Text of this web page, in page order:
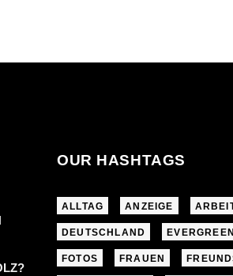
OUR HASHTAGS
ALLTAG ANZEIGE
DEUTSCHLAND EVERGREEN
FOTOS FRAUEN